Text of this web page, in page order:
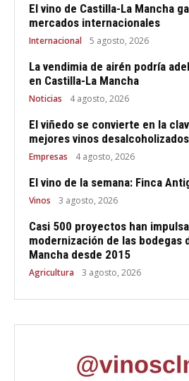
El vino de Castilla-La Mancha
mercados internacionales
Internacional 5 agosto, 2026
La vendimia de airén podría
en Castilla-La Mancha
Noticias 4 agosto, 2026
El viñedo se convierte en la
mejores vinos desalcoholizados
Empresas 4 agosto, 2026
El vino de la semana: Finca
Vinos 3 agosto, 2026
Casi 500 proyectos han
modernización de las bodegas
Mancha desde 2015
Agricultura 3 agosto, 2026